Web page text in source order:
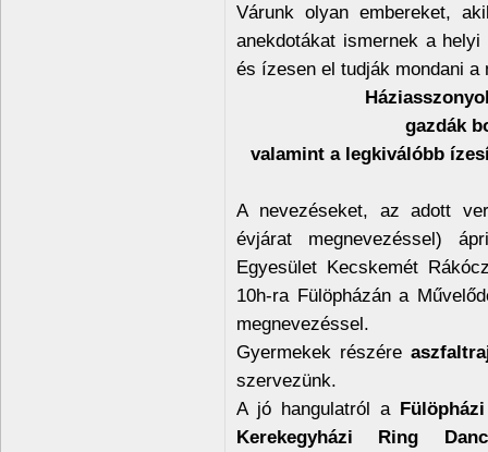
Várunk olyan embereket,
anekdotákat ismernek a
és ízesen el tudják mondani
gazdák
valamint a legkiválóbb
A nevezéseket, az adott
évjárat megnevezéssel)
Egyesület Kecskemét
10h-ra Fülöpházán a
megnevezéssel.
Gyermekek részére
szervezünk.
A jó hangulatról a
Kerekegyházi Ring